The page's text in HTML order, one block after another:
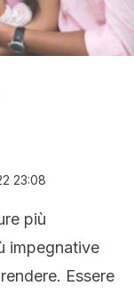
23:08
più
impegnative
Essere